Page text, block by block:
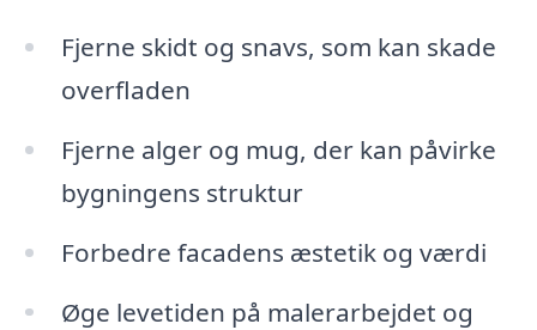
Fjerne skidt og snavs, som kan skade
overfladen
Fjerne alger og mug, der kan påvirke
bygningens struktur
Forbedre facadens æstetik og værdi
Øge levetiden på malerarbejdet og